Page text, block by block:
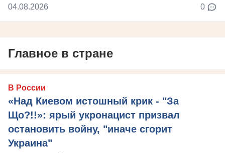
04.08.2026 0
Главное в стране
В России
«Над Киевом истошный крик - "За
Що?!!»: ярый укронацист призвал
остановить войну, "иначе сгорит
Украина"